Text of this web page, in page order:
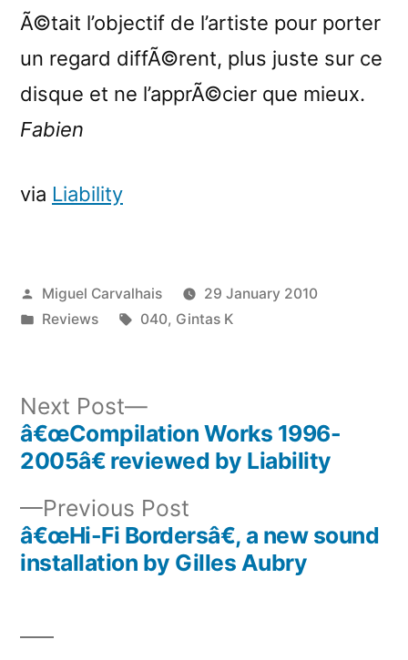
Ã©tait l’objectif de l’artiste pour porter
un regard diffÃ©rent, plus juste sur ce
disque et ne l’apprÃ©cier que mieux.
Fabien
via Liability
Posted
by
Miguel Carvalhais
29 January 2010
Posted
Reviews Tags:
040, Gintas K
Post
navigation
Previous Post
post:
â€œHi-Fi Bordersâ€, a new sound
installation by Gilles Aubry
Next Post
Next
post:
â€œCompilation Works 1996-
2005â€ reviewed by Liability